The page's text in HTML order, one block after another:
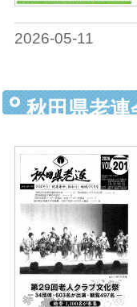
2026-05-11
秋田県老連